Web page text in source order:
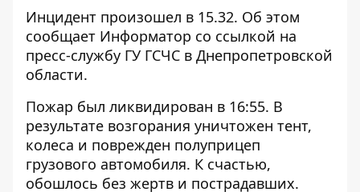
Инцидент произошел в 15.32. Об этом
сообщает Информатор со ссылкой на
пресс-службу ГУ ГСЧС в Днепропетровской
области.
Пожар был ликвидирован в 16:55. В
результате возгорания уничтожен тент,
колеса и поврежден полуприцеп
грузового автомобиля. К счастью,
обошлось без жертв и пострадавших.